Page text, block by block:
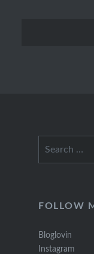
FOLLOW
Bloglovin
Instagram